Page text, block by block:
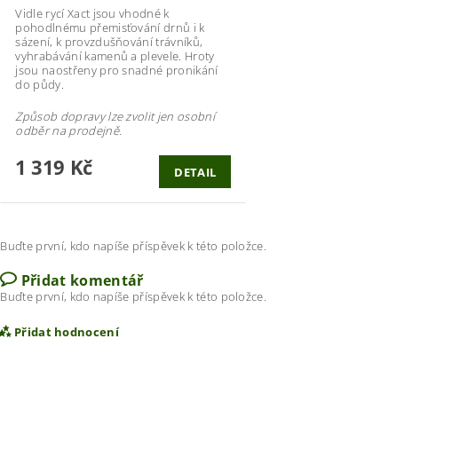
Vidle rycí Xact jsou vhodné k
pohodlnému přemisťování drnů i k
sázení, k provzdušňování trávníků,
vyhrabávání kamenů a plevele. Hroty
jsou naostřeny pro snadné pronikání
do půdy.
Způsob dopravy lze zvolit jen osobní
odběr na prodejně.
1 319 Kč DETAIL
Buďte první, kdo napíše příspěvek k této položce.
Přidat komentář
Buďte první, kdo napíše příspěvek k této položce.
Přidat hodnocení